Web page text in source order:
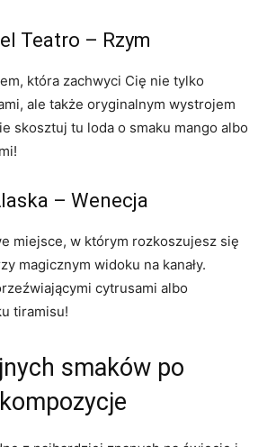
Teatro – Rzym
która zachwyci ‌Cię‌ nie tylko
ale także oryginalnym wystrojem
⁤skosztuj‌ tu loda o ⁢smaku‌ mango albo
– Wenecja
miejsce, w którym rozkoszujesz się
magicznym widoku‍ na ​kanały.
cytrusami albo
‍tiramisu!
smaków po